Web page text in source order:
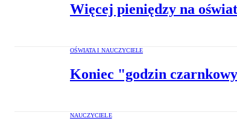
Więcej pieniędzy na
OŚWIATA I NAUCZYCIELE
Koniec "godzin
NAUCZYCIELE